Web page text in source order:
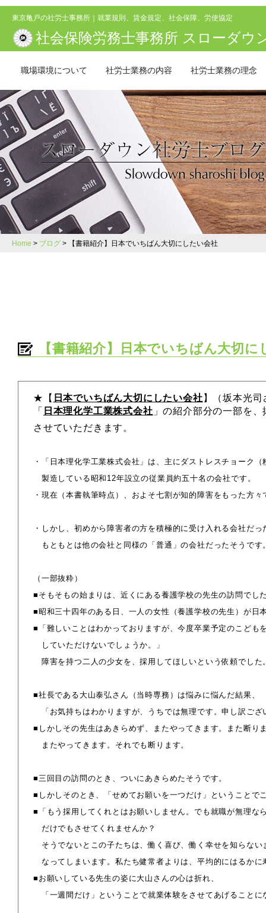
東京亀戸の社労士事務所｜就業規則、賃金規定、社会保障、労使協定
社会保険労務士事務所 スローダウ
職場環境について 社労士業務の内容 社労士業務の理念
Home ブログ 【書籍紹介】日本でいちばん大切にしたい会社
【書籍紹介】日本でいちばん大切に
★【 日本でいちばん大切にしたい会社 】（坂本光
「
日本理化学工業株式会社 」の紹介部分の一部を
させていただきます。
・「日本理化学工業株式会社」は、主にダストレスチョーク
製造している昭和12年設立の従業員約五十名の会社です。
・現在（本書執筆時点）、およそ七割が知的障害をもった方
・しかし、初めから障害者の方を積極的に受け入れる会社だ
もともとは他の会社と同様の「普通」の会社だったそうです
（一部抜粋）
■そもそもの始まりは、近くにある養護学校の先生の訪問でし
■昭和三十四年のある日、一人の女性（養護学校の先生）が日
■「難しいことはわかっておりますが、今度卒業予定のこども
していただけないでしょうか。」
障害を持つ二人の少女を、採用してほしいという依頼でした
■社長である大山泰弘さん（当時専務）は悩みに悩んだ結果、
「お気持ちはわかりますが、うちでは無理です。申し訳ござ
■しかしその先生はあきらめず、またやってきます。また断り
またやってきます。それでも断ります。
■三回目の訪問のとき、ついにあきらめたそうです。
■しかしそのとき、「せめてお願いを一つだけ」ということで
■「もう採用してくれとはお願いしません。でも就職が無理な
だけでもさせてくれませんか？
そうでないとこの子たちは、働く喜び、働く幸せを知らない
なってしまいます。私たち健常者よりは、平均的にはるかに
■お願いしている先生の姿に大山さんの心は折れ、
「一週間だけ」ということで就業体験をさせてあげることに